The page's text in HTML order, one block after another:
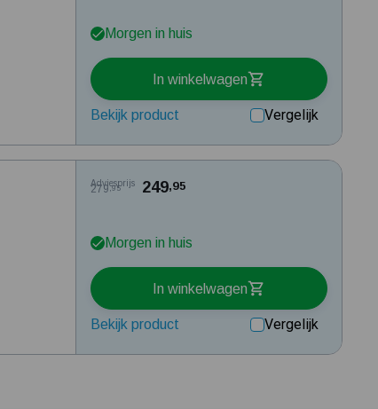
Morgen in huis
In winkelwagen
Bekijk product Vergelijk
Adviesprijs
279,95 249,95
Morgen in huis
In winkelwagen
Bekijk product Vergelijk